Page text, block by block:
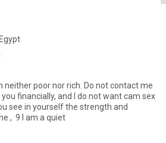
neither poor nor rich. Do not contact me
financially, and I do not want cam sex
see in yourself the strength and
determination to know me , 9 I am a quiet